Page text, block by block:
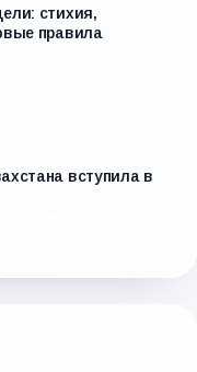
стихия,
правила
вступила в